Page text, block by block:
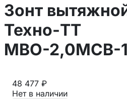
Зонт
Техно-ТТ
МВО-2,0МСВ-
48 477 ₽
Нет в наличии